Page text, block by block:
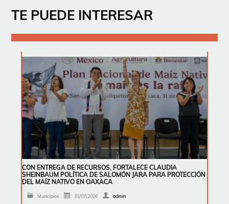
TE PUEDE INTERESAR
CON ENTREGA DE RECURSOS, FORTALECE CLAUDIA
SHEINBAUM POLÍTICA DE SALOMÓN JARA PARA PROTECCIÓN
DEL MAÍZ NATIVO EN OAXACA
Municipios 31/07/2026 admin